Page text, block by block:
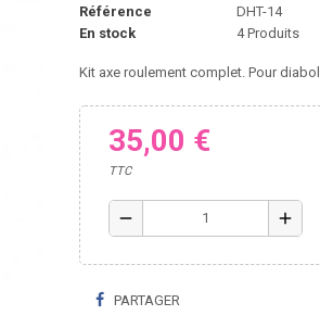
Référence
DHT-14
En stock
4 Produits
Kit axe roulement complet. Pour
35,00 €
TTC
remove add
PARTAGER